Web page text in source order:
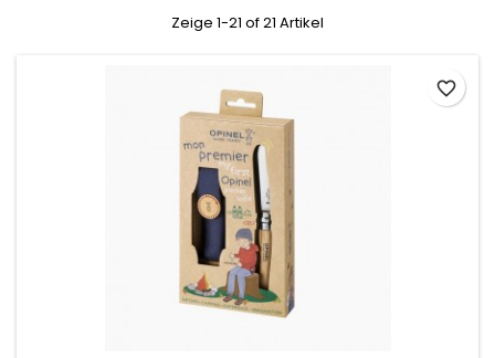
Zeige 1-21 of 21 Artikel
favorite_border